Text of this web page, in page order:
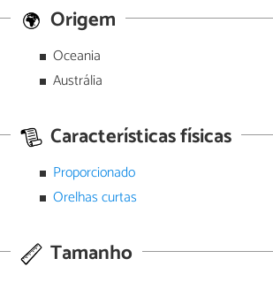
Origem
Oceania
Austrália
Características físicas
Proporcionado
Orelhas curtas
Tamanho